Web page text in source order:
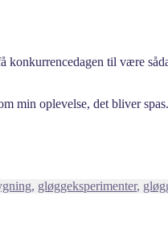
til være
min oplevelse, det bliver spas.
, gløggeksperimenter,